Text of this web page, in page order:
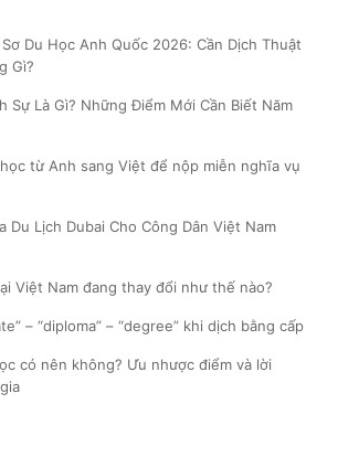
Du Học Anh Quốc 2026: Cần Dịch Thuật
Gì?
Sự Là Gì? Những Điểm Mới Cần Biết Năm
từ Anh sang Việt để nộp miễn nghĩa vụ
Du Lịch Dubai Cho Công Dân Việt Nam
Việt Nam đang thay đổi như thế nào?
– “diploma” – “degree” khi dịch bằng cấp
có nên không? Ưu nhược điểm và lời